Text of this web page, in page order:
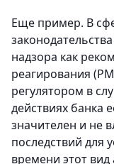
Еще пример. В
надзора как
реагирования
регулятором в
действиях банка
значителен и не
последствий для
времени этот